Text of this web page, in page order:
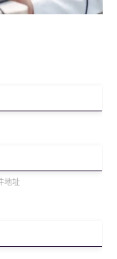
地址